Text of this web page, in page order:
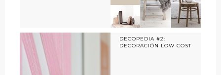
DECOPEDIA #2:
DECORACIÓN LOW COST